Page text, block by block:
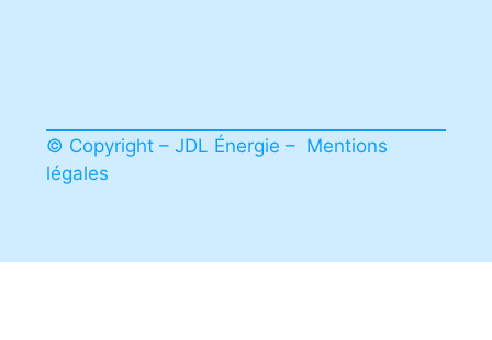
© Copyright – JDL Énergie – Mentions
légales